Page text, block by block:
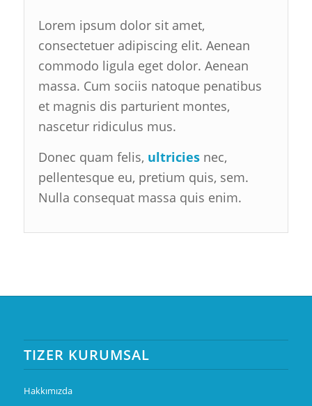
Lorem ipsum dolor sit amet,
consectetuer adipiscing elit. Aenean
commodo ligula eget dolor. Aenean
massa. Cum sociis natoque penatibus
et magnis dis parturient montes,
nascetur ridiculus mus.
Donec quam felis, ultriciesnec,
pellentesque eu, pretium quis, sem.
Nulla consequat massa quis enim.
TIZER KURUMSAL
Hakkımızda